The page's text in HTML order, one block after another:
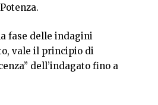
fase delle indagini
vale il principio di
dell’indagato fino a